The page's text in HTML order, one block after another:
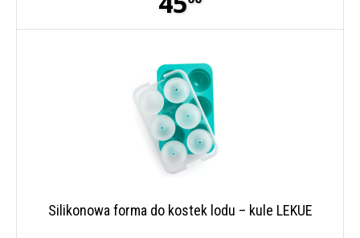
Silikonowa forma do kostek lodu – kule LEKUE